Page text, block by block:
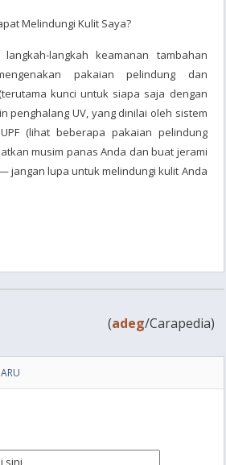
Melindungi Kulit Saya?
langkah keamanan tambahan
pakaian pelindung dan
kunci untuk siapa saja dengan
penghalang UV, yang dinilai oleh sistem
(lihat beberapa pakaian pelindung
musim panas Anda dan buat jerami
jangan lupa untuk melindungi kulit Anda
(adeg/Carapedia)